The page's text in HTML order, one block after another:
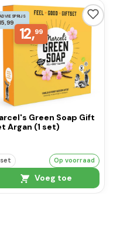
12,99
Green Soap Gift
Argan (1 set)
set Op voorraad
Voeg toe